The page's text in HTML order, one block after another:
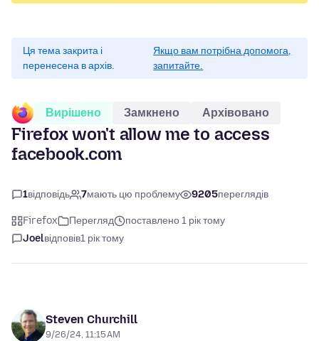
Ця тема закрита і
перенесена в архів.
Якщо вам потрібна допомога,
запитайте.
Вирішено Замкнено Архівовано
Firefox won't allow me to access
facebook.com
1відповідь 7мають цю проблему 9205переглядів
Firefox Перегляд
поставлено 1 рік тому
Joelвідповів1 рік тому
Steven Churchill
9/26/24, 11:15 AM